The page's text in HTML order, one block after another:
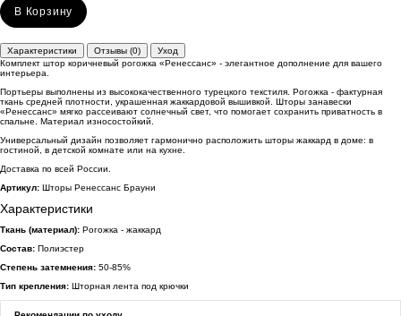
В Корзину
Характеристики Отзывы (0)
Уход
Комплект штор коричневый рогожка «Ренессанс» - элегантное дополнение для вашего
интерьера.
Портьеры выполнены из высококачественного турецкого текстиля. Рогожка - фактурная
ткань средней плотности, украшенная жаккардовой вышивкой. Шторы занавески
«Ренессанс» мягко рассеивают солнечный свет, что помогает сохранить приватность в
спальне. Материал износостойкий.
Универсальный дизайн позволяет гармонично расположить шторы жаккард в доме: в
гостиной, в детской комнате или на кухне.
Доставка по всей России.
Артикул: Шторы Ренессанс Брауни
Характеристики
Ткань (материал): Рогожка - жаккард
Состав: Полиэстер
Степень затемнения: 50-85%
Тип крепления: Шторная лента под крючки